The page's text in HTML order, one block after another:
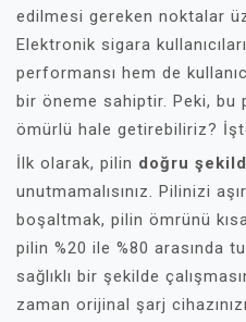
edilmesi gereken noktalar
Elektronik sigara
performansı hem de
bir öneme sahiptir. Peki, bu
ömürlü hale getirebiliriz?
İlk olarak, pilin doğru
unutmamalısınız. Pilinizi
boşaltmak, pilin ömrünü
pilin %20 ile %80 arasında
sağlıklı bir şekilde
zaman orijinal şarj